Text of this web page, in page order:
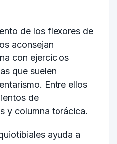
de los flexores de
aconsejan
con ejercicios
que suelen
Entre ellos
de
y columna torácica.
ayuda a